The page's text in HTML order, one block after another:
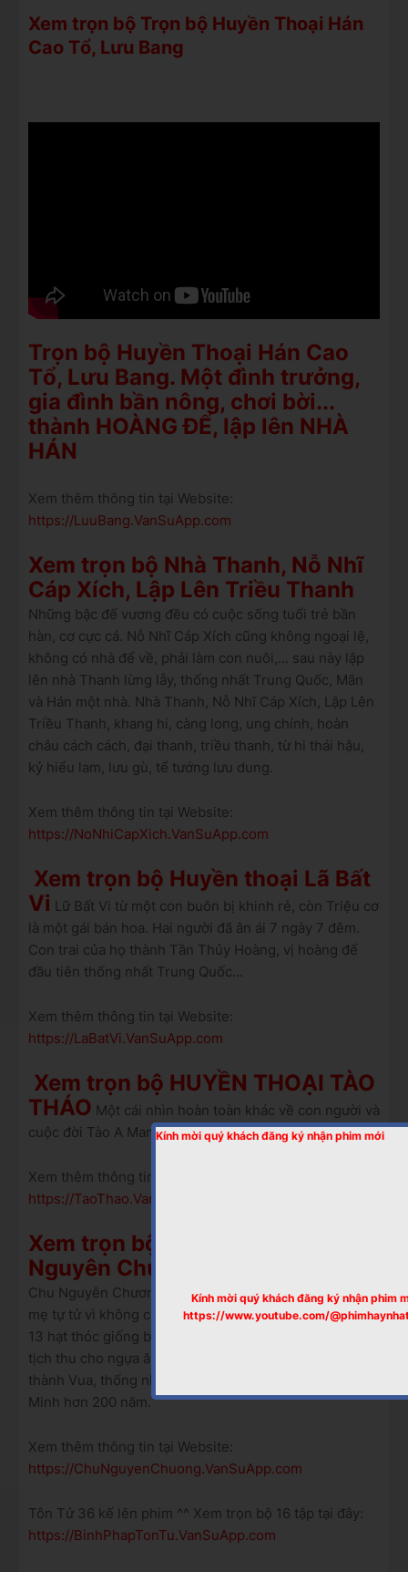
Kính mời quý khách đăng ký nhận phim mới
Kính mời quý khách đăng ký nhận phim
https://www.youtube.com/
Xem trọn bộ Trọn bộ Huyền Thoại Hán
Cao Tổ, Lưu Bang
Trọn bộ Huyền Thoại Hán Cao
Tổ, Lưu Bang. Một đình trưởng,
gia đình bần nông, chơi bời...
thành HOÀNG ĐẾ, lập lên NHÀ
HÁN
Xem thêm thông tin tại Website:
https://LuuBang.VanSuApp.com
Xem trọn bộ Nhà Thanh, Nỗ Nhĩ
Cáp Xích, Lập Lên Triều Thanh
Những bậc đế vương đều có cuộc sống tuổi trẻ bần
hàn, cơ cực cả. Nỗ Nhĩ Cáp Xích cũng không ngoại lệ,
không có nhà để về, phải làm con nuôi,... sau này lập
lên nhà Thanh lừng lẫy, thống nhất Trung Quốc, Mãn
và Hán một nhà. Nhà Thanh, Nỗ Nhĩ Cáp Xích, Lập Lên
Triều Thanh, khang hi, càng long, ung chính, hoàn
châu cách cách, đại thanh, triều thanh, từ hi thái hậu,
kỷ hiểu lam, lưu gù, tể tướng lưu dung.
Xem thêm thông tin tại Website:
https://NoNhiCapXich.VanSuApp.com
Xem trọn bộ Huyền thoại Lã Bất
Vi Lữ Bất Vi từ một con buôn bị khinh rẻ, còn Triệu cơ
là một gái bán hoa. Hai người đã ân ái 7 ngày 7 đêm.
Con trai của họ thành Tần Thủy Hoàng, vị hoàng đế
đầu tiên thống nhất Trung Quốc...
Xem thêm thông tin tại Website:
https://LaBatVi.VanSuApp.com
Xem trọn bộ HUYỀN THOẠI TÀO
THÁO Một cái nhìn hoàn toàn khác về con người và
cuộc đời Tào A Man (Tào Tháo).
Xem thêm thông tin tại Website:
https://TaoThao.VanSuApp.com
Xem trọn bộ Huyền Thoại Chu
Nguyên Chương, Chu Trùng Bát
Chu Nguyên Chương từ một kẻ ăn xin, một đứa bé cha
mẹ tự tử vì không có tiền nộp thuế, trong nhà chỉ còn
13 hạt thóc giống bị rơi ra trong số thóc giống bị quan
tịch thu cho ngựa ăn, phải đi tư, khất thực,... Nhưng
thành Vua, thống nhất Trung Quốc, xây dựng lên nhà
Minh hơn 200 năm.
Xem thêm thông tin tại Website:
https://ChuNguyenChuong.VanSuApp.com
Tôn Tử 36 kế lên phim ^^ Xem trọn bộ 16 tập tại đây:
https://BinhPhapTonTu.VanSuApp.com